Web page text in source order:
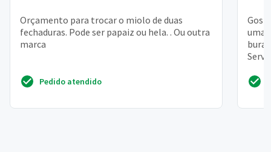
Orçamento para trocar o miolo de duas
fechaduras. Pode ser papaiz ou hela. . Ou outra
marca
Pedido atendido
uma